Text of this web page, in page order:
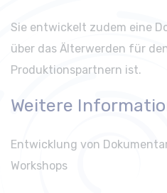
Sie entwickelt zudem eine
über das Älterwerden für
Produktionspartnern ist.
Weitere
Entwicklung von
Workshops